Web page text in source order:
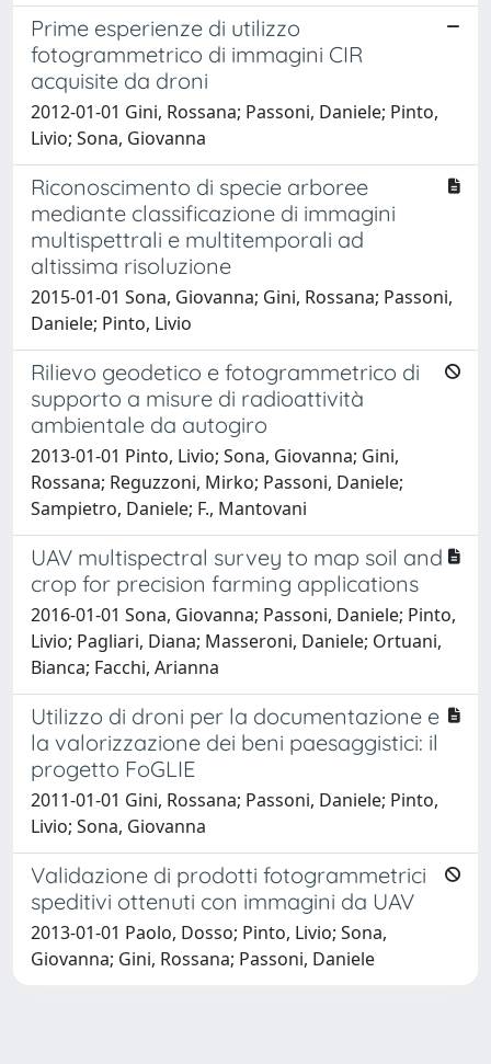
Prime esperienze di utilizzo
fotogrammetrico di immagini CIR
acquisite da droni
2012-01-01 Gini, Rossana; Passoni, Daniele; Pinto,
Livio; Sona, Giovanna
Riconoscimento di specie arboree
mediante classificazione di immagini
multispettrali e multitemporali ad
altissima risoluzione
2015-01-01 Sona, Giovanna; Gini, Rossana; Passoni,
Daniele; Pinto, Livio
Rilievo geodetico e fotogrammetrico di
supporto a misure di radioattività
ambientale da autogiro
2013-01-01 Pinto, Livio; Sona, Giovanna; Gini,
Rossana; Reguzzoni, Mirko; Passoni, Daniele;
Sampietro, Daniele; F., Mantovani
UAV multispectral survey to map soil and
crop for precision farming applications
2016-01-01 Sona, Giovanna; Passoni, Daniele; Pinto,
Livio; Pagliari, Diana; Masseroni, Daniele; Ortuani,
Bianca; Facchi, Arianna
Utilizzo di droni per la documentazione e
la valorizzazione dei beni paesaggistici: il
progetto FoGLIE
2011-01-01 Gini, Rossana; Passoni, Daniele; Pinto,
Livio; Sona, Giovanna
Validazione di prodotti fotogrammetrici
speditivi ottenuti con immagini da UAV
2013-01-01 Paolo, Dosso; Pinto, Livio; Sona,
Giovanna; Gini, Rossana; Passoni, Daniele